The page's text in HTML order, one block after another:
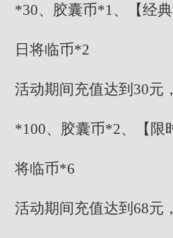
*30、胶囊币*1、【经
日将临币*2
活动期间充值达到30元
*100、胶囊币*2、【限
将临币*6
活动期间充值达到68元